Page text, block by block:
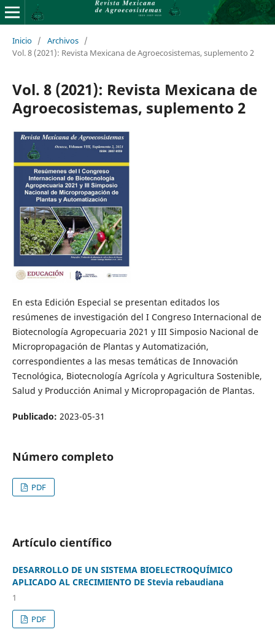
Inicio / Archivos /
Vol. 8 (2021): Revista Mexicana de Agroecosistemas, suplemento 2
Vol. 8 (2021): Revista Mexicana de
Agroecosistemas, suplemento 2
En esta Edición Especial se presentan editados los
resúmenes de investigación del I Congreso Internacional de
Biotecnología Agropecuaria 2021 y III Simposio Nacional de
Micropropagación de Plantas y Automatización,
correspondientes a las mesas temáticas de Innovación
Tecnológica, Biotecnología Agrícola y Agricultura Sostenible,
Salud y Producción Animal y Micropropagación de Plantas.
Publicado: 2023-05-31
Número completo
PDF
Artículo científico
DESARROLLO DE UN SISTEMA BIOELECTROQUÍMICO
APLICADO AL CRECIMIENTO DE Stevia rebaudiana
1
PDF